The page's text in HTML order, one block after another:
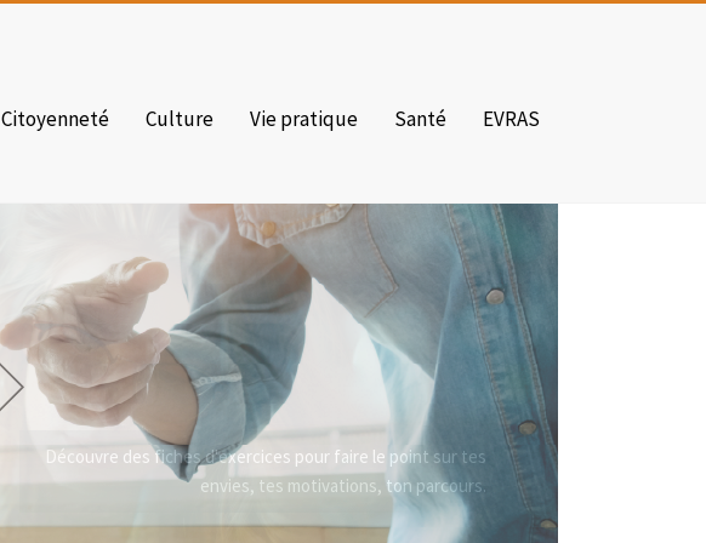
Citoyenneté Culture Vie pratique Santé EVRAS
Découvre des fiches d'exercices pour faire le point sur tes
envies, tes motivations, ton parcours.